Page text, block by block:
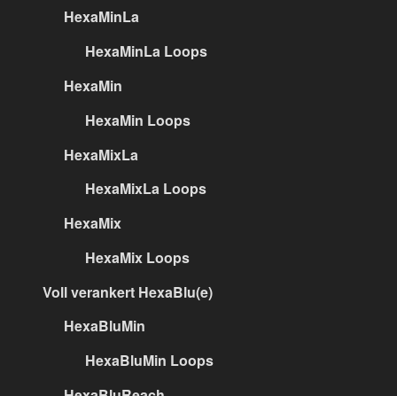
HexaMinLa
HexaMinLa Loops
HexaMin
HexaMin Loops
HexaMixLa
HexaMixLa Loops
HexaMix
HexaMix Loops
Voll verankert HexaBlu(e)
HexaBluMin
HexaBluMin Loops